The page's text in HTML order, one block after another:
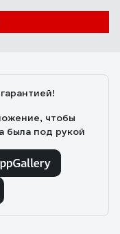
чтобы
была под рукой